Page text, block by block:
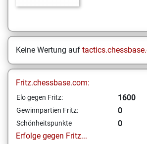
Keine Wertung auf
Fritz.chessbase.com:
Elo gegen Fritz: 1600
Gewinnpartien Fritz: 0
Schönheitspunkte
0
Erfolge gegen Fritz...